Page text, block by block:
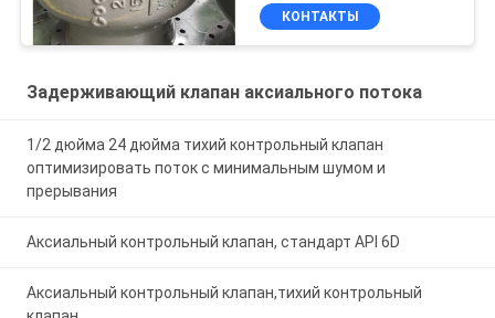
КОНТАКТЫ
Задерживающий клапан аксиального потока
1/2 дюйма 24 дюйма тихий контрольный клапан
оптимизировать поток с минимальным шумом и
прерывания
Аксиальный контрольный клапан, стандарт API 6D
Аксиальный контрольный клапан,тихий контрольный